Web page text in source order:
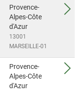
Provence-
Alpes-Côte
d'Azur
13001
MARSEILLE-01
Provence-
Alpes-Côte
d'Azur